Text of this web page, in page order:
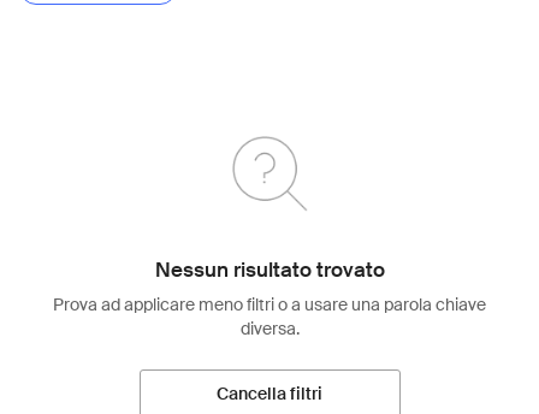
Nessun risultato trovato
Prova ad applicare meno filtri o a usare una parola chiave
diversa.
Cancella filtri